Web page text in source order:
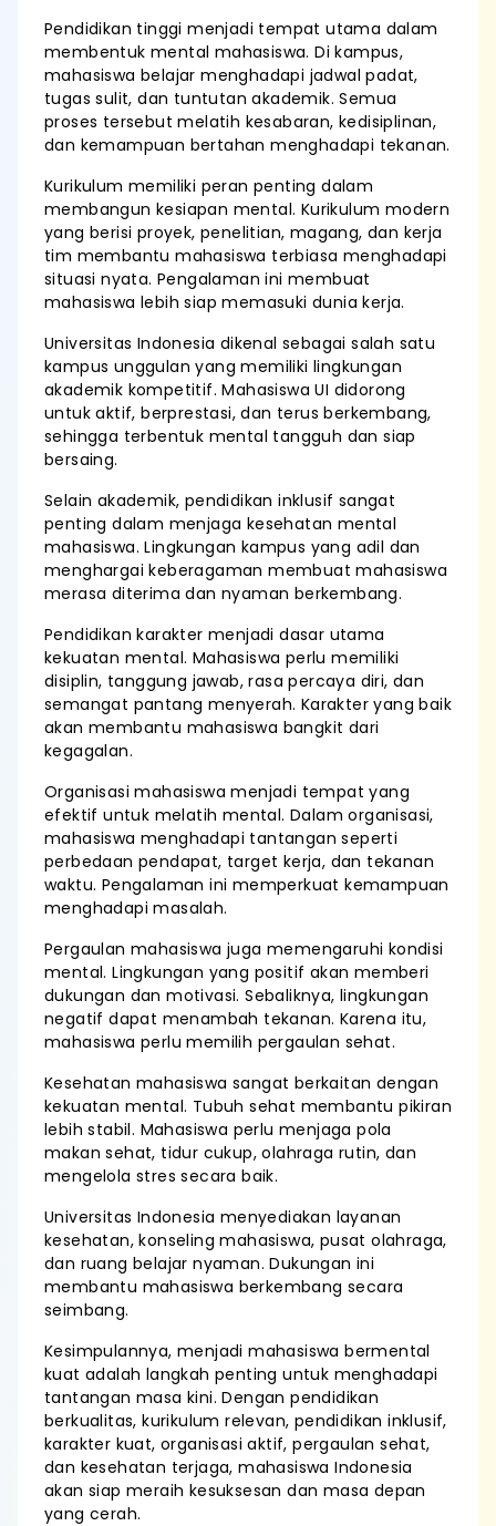
Pendidikan tinggi menjadi tempat utama dalam
membentuk mental mahasiswa. Di kampus,
mahasiswa belajar menghadapi jadwal padat,
tugas sulit, dan tuntutan akademik. Semua
proses tersebut melatih kesabaran, kedisiplinan,
dan kemampuan bertahan menghadapi tekanan.
Kurikulum memiliki peran penting dalam
membangun kesiapan mental. Kurikulum modern
yang berisi proyek, penelitian, magang, dan kerja
tim membantu mahasiswa terbiasa menghadapi
situasi nyata. Pengalaman ini membuat
mahasiswa lebih siap memasuki dunia kerja.
Universitas Indonesia dikenal sebagai salah satu
kampus unggulan yang memiliki lingkungan
akademik kompetitif. Mahasiswa UI didorong
untuk aktif, berprestasi, dan terus berkembang,
sehingga terbentuk mental tangguh dan siap
bersaing.
Selain akademik, pendidikan inklusif sangat
penting dalam menjaga kesehatan mental
mahasiswa. Lingkungan kampus yang adil dan
menghargai keberagaman membuat mahasiswa
merasa diterima dan nyaman berkembang.
Pendidikan karakter menjadi dasar utama
kekuatan mental. Mahasiswa perlu memiliki
disiplin, tanggung jawab, rasa percaya diri, dan
semangat pantang menyerah. Karakter yang baik
akan membantu mahasiswa bangkit dari
kegagalan.
Organisasi mahasiswa menjadi tempat yang
efektif untuk melatih mental. Dalam organisasi,
mahasiswa menghadapi tantangan seperti
perbedaan pendapat, target kerja, dan tekanan
waktu. Pengalaman ini memperkuat kemampuan
menghadapi masalah.
Pergaulan mahasiswa juga memengaruhi kondisi
mental. Lingkungan yang positif akan memberi
dukungan dan motivasi. Sebaliknya, lingkungan
negatif dapat menambah tekanan. Karena itu,
mahasiswa perlu memilih pergaulan sehat.
Kesehatan mahasiswa sangat berkaitan dengan
kekuatan mental. Tubuh sehat membantu pikiran
lebih stabil. Mahasiswa perlu menjaga pola
makan sehat, tidur cukup, olahraga rutin, dan
mengelola stres secara baik.
Universitas Indonesia menyediakan layanan
kesehatan, konseling mahasiswa, pusat olahraga,
dan ruang belajar nyaman. Dukungan ini
membantu mahasiswa berkembang secara
seimbang.
Kesimpulannya, menjadi mahasiswa bermental
kuat adalah langkah penting untuk menghadapi
tantangan masa kini. Dengan pendidikan
berkualitas, kurikulum relevan, pendidikan inklusif,
karakter kuat, organisasi aktif, pergaulan sehat,
dan kesehatan terjaga, mahasiswa Indonesia
akan siap meraih kesuksesan dan masa depan
yang cerah.